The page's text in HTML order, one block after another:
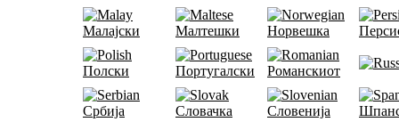
Малајски Малтешки Норвешка
Полски Португалски Романскиот
Србија Словачка Словенија